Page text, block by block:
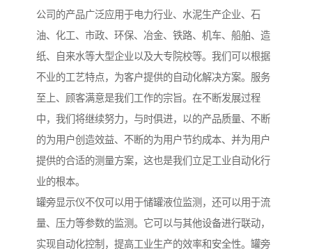
公司的产品广泛应用于电力行业、水泥生产企业、石
油、化工、市政、环保、冶金、铁路、机车、船舶、造
纸、自来水等大型企业以及大专院校等。我们可以根据
不业的工艺特点，为客户提供的自动化解决方案。服务
至上、顾客满意是我们工作的宗旨。在不断发展过程
中，我们将继续努力，与时俱进，以的产品质量、不断
的为用户创造效益、不断的为用户节约成本、并为用户
提供的合适的测量方案，这也是我们立足工业自动化行
业的根本。
罐旁显示仪不仅可以用于储罐液位监测，还可以用于流
量、压力等参数的监测。它可以与其他设备进行联动，
实现自动化控制，提高工业生产的效率和安全性。罐旁